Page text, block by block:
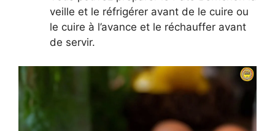
veille et le réfrigérer avant de le cuire ou
le cuire à l’avance et le réchauffer avant
de servir.